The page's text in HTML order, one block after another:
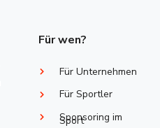
Für wen?
Für Unternehmen
Für Sportler
Sponsoring im
Sport